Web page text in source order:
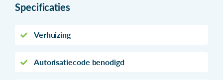
Specificaties
Verhuizing
Autorisatiecode benodigd